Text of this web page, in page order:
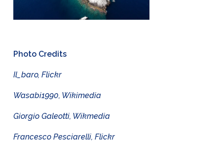
Photo Credits
Il_baro, Flickr
Wasabi1990, Wikimedia
Giorgio Galeotti, Wikmedia
Francesco Pesciarelli, Flickr